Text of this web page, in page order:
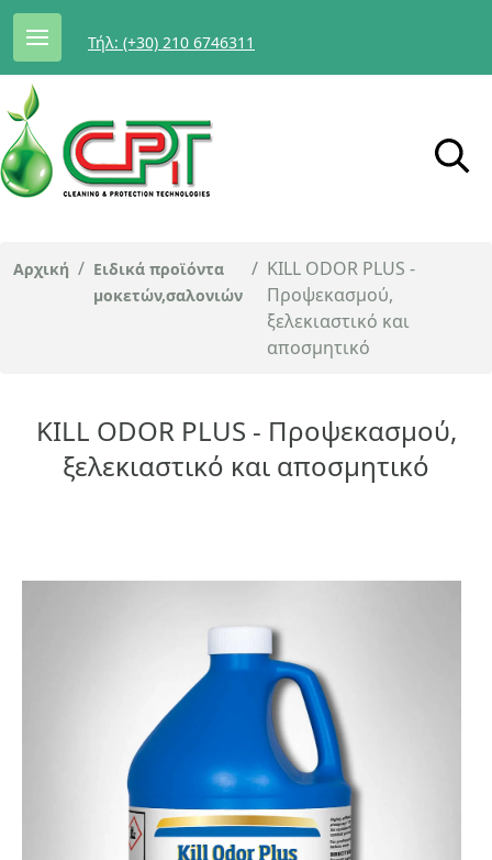
Τήλ: (+30) 210 6746311
Αρχική / Ειδικά προϊόντα
μοκετών,σαλονιών
/ KILL ODOR PLUS -
Προψεκασμού,
ξελεκιαστικό και
αποσμητικό
KILL ODOR PLUS - Προψεκασμού,
ξελεκιαστικό και αποσμητικό